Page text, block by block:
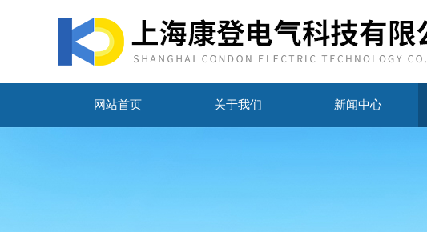
网站首页 关于我们 新闻中心